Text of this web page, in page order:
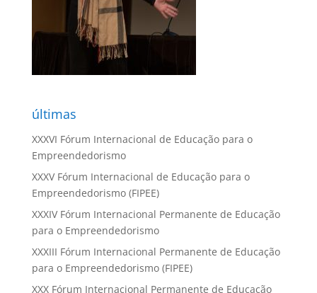
últimas
XXXVI Fórum Internacional de Educação para o
Empreendedorismo
XXXV Fórum Internacional de Educação para o
Empreendedorismo (FIPEE)
XXXIV Fórum Internacional Permanente de Educação
para o Empreendedorismo
XXXIII Fórum Internacional Permanente de Educação
para o Empreendedorismo (FIPEE)
XXX Fórum Internacional Permanente de Educação